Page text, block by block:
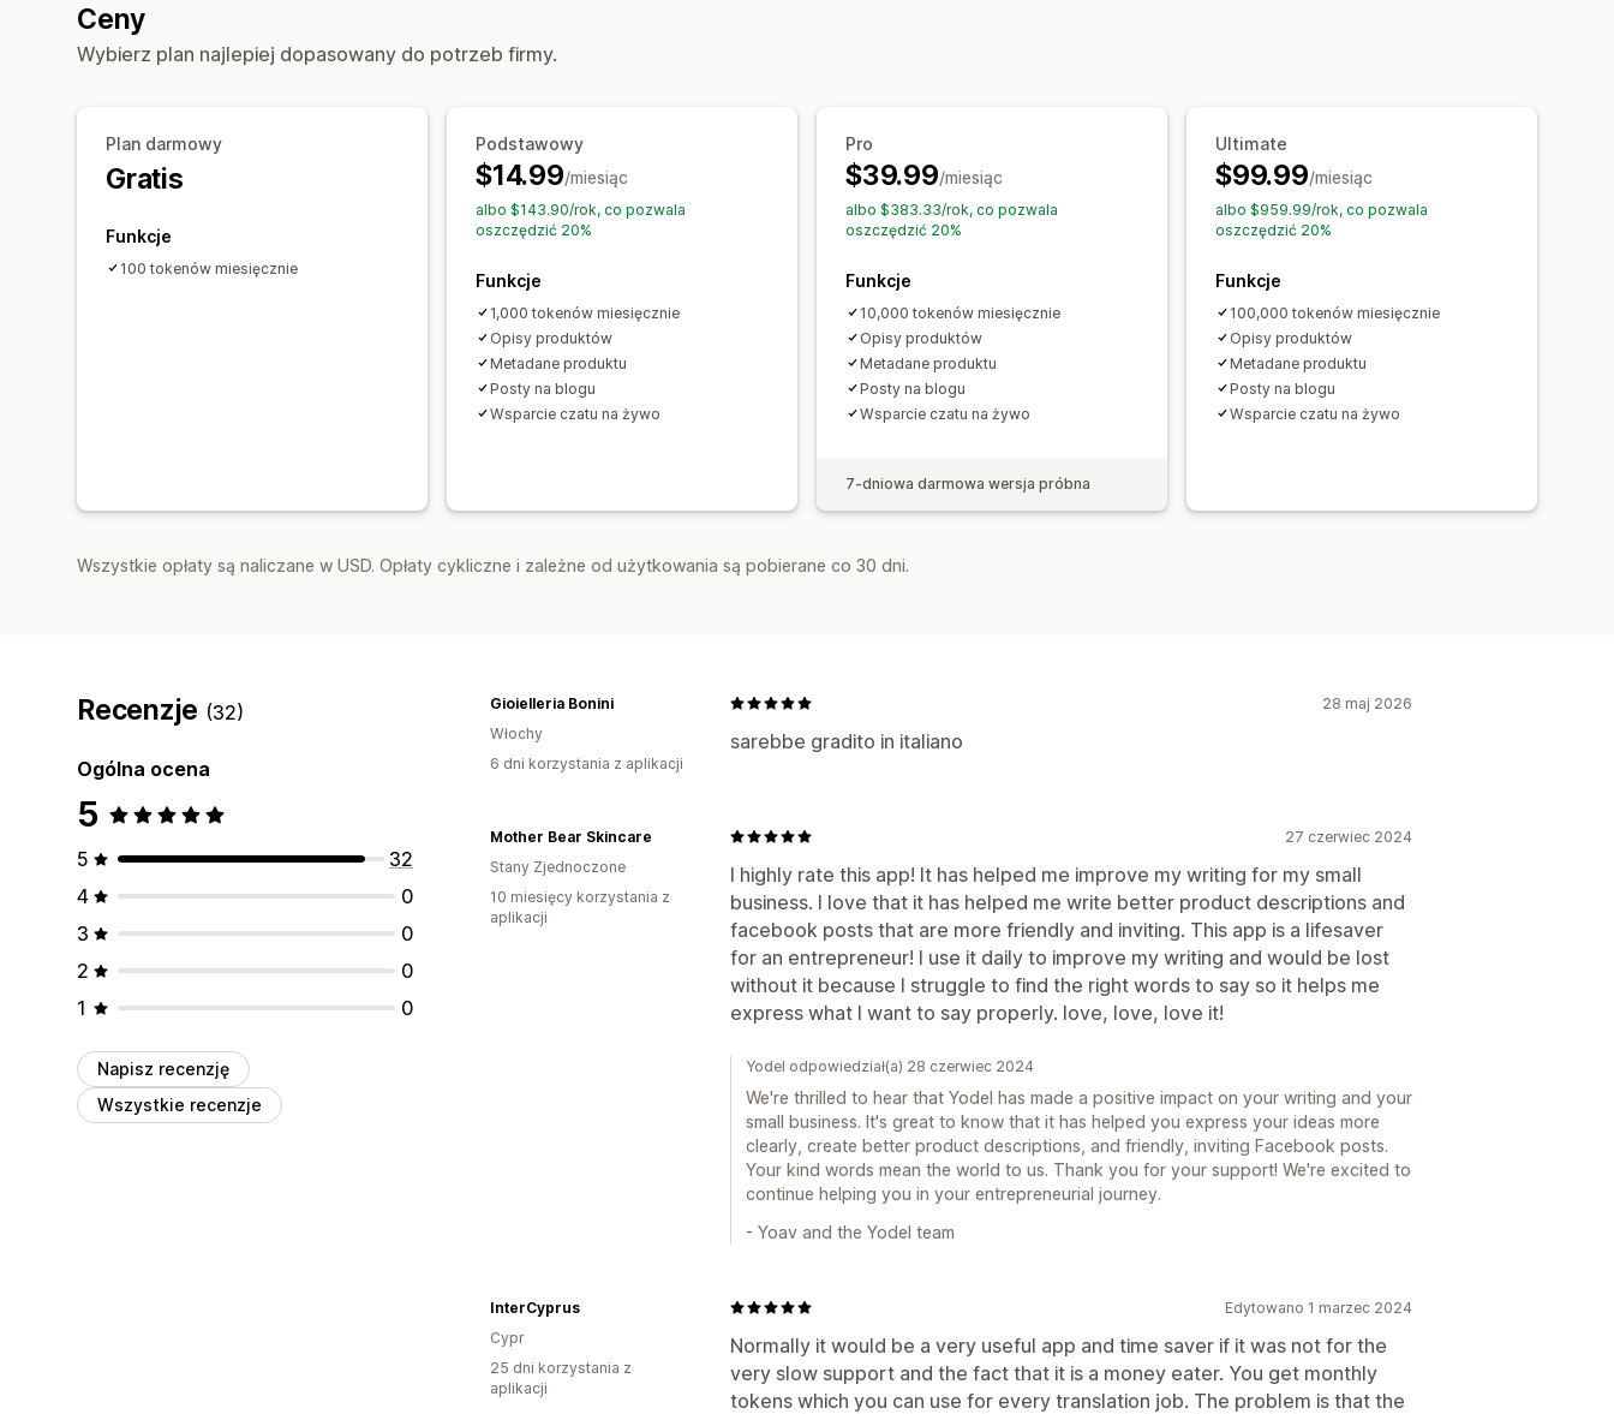
Pozycjonowanie kolekcji
Automatyczna optymalizacja Analizy
Ceny
Wybierz plan najlepiej dopasowany do potrzeb firmy.
Plan darmowy
Gratis
Funkcje
100 tokenów miesięcznie
Podstawowy
$14.99/miesiąc
albo $143.90/rok, co pozwala
oszczędzić 20%
Funkcje
1,000 tokenów miesięcznie
Opisy produktów
Metadane produktu
Posty na blogu
Wsparcie czatu na żywo
Pro
$39.99/miesiąc
albo $383.33/rok, co pozwala
oszczędzić 20%
Funkcje
10,000 tokenów miesięcznie
Opisy produktów
Metadane produktu
Posty na blogu
Wsparcie czatu na żywo
7-dniowa darmowa wersja próbna
Ultimate
$99.99/miesiąc
albo $959.99/rok, co pozwala
oszczędzić 20%
Funkcje
100,000 tokenów miesięcznie
Opisy produktów
Metadane produktu
Posty na blogu
Wsparcie czatu na żywo
Wszystkie opłaty są naliczane w USD. Opłaty cykliczne i zależne od użytkowania są pobierane co 30 dni.
Recenzje (32)
Ogólna ocena
5
5
32
4
0
3
0
2
0
1
0
Napisz recenzję
Wszystkie recenzje
28 maj 2026
sarebbe gradito in italiano
Gioielleria Bonini
Włochy
6 dni korzystania z aplikacji
27 czerwiec 2024
I highly rate this app! It has helped me improve my writing for my small
business. I love that it has helped me write better product descriptions and
facebook posts that are more friendly and inviting. This app is a lifesaver
for an entrepreneur! I use it daily to improve my writing and would be lost
without it because I struggle to find the right words to say so it helps me
express what I want to say properly. love, love, love it!
Mother Bear Skincare
Stany Zjednoczone
10 miesięcy korzystania z
aplikacji
Yodel odpowiedział(a) 28 czerwiec 2024
We're thrilled to hear that Yodel has made a positive impact on your writing and your
small business. It's great to know that it has helped you express your ideas more
clearly, create better product descriptions, and friendly, inviting Facebook posts.
Your kind words mean the world to us. Thank you for your support! We're excited to
continue helping you in your entrepreneurial journey.
- Yoav and the Yodel team
Edytowano 1 marzec 2024
Normally it would be a very useful app and time saver if it was not for the
very slow support and the fact that it is a money eater. You get monthly
tokens which you can use for every translation job. The problem is that the
InterCyprus
Cypr
25 dni korzystania z
aplikacji